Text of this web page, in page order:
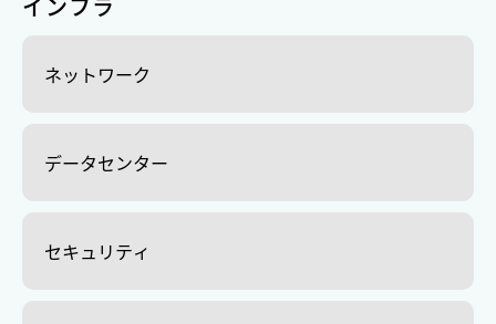
ネットワーク
データセンター
セキュリティ